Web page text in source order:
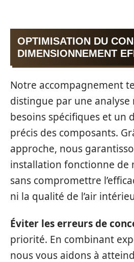
OPTIMISATION DU
DIMENSIONNEMENT
Notre accompagnement
distingue par une analyse
besoins spécifiques et un
précis des composants.
approche, nous
installation fonctionne de
sans compromettre
ni la qualité de l’air
Éviter les erreurs de
priorité. En combinant
nous vous aidons à